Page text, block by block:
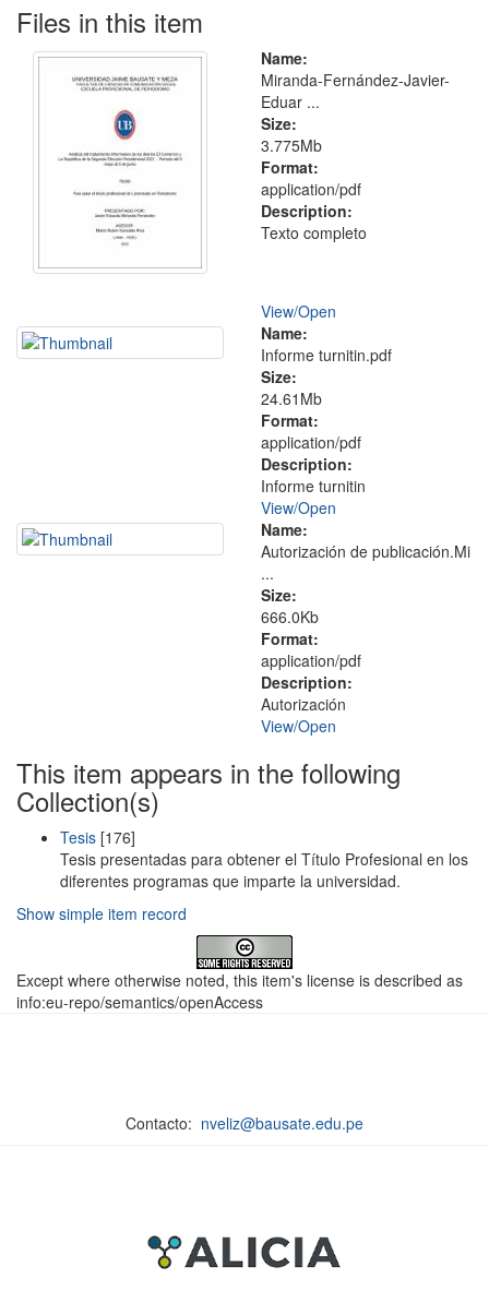
Files in this item
Name:
Miranda-Fernández-Javier-
Eduar ...
Size:
3.775Mb
Format:
application/pdf
Description:
Texto completo
View/Open
Name:
Informe turnitin.pdf
Size:
24.61Mb
Format:
application/pdf
Description:
Informe turnitin
View/Open
Name:
Autorización de publicación.Mi
...
Size:
666.0Kb
Format:
application/pdf
Description:
Autorización
View/Open
This item appears in the following
Collection(s)
Tesis [176]
Tesis presentadas para obtener el Título Profesional en los
diferentes programas que imparte la universidad.
Show simple item record
Except where otherwise noted, this item's license is described as
info:eu-repo/semantics/openAccess
Contacto: nveliz@bausate.edu.pe